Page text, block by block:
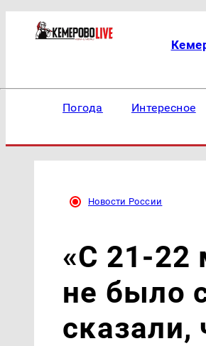
Погода Интересное
Новости России
«С 21-22
не было